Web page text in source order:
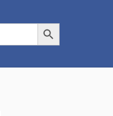
ZOEKKNOP